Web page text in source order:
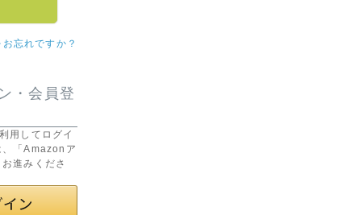
忘れですか？
・会員登
用してログイ
、「Amazonア
進みくださ